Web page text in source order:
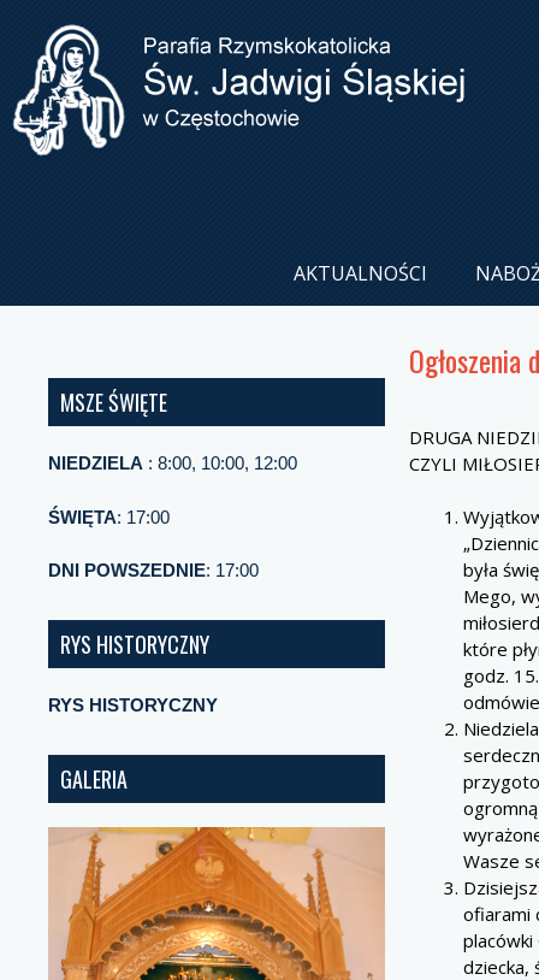
AKTUALNOŚCI
MSZE ŚWIĘTE
NIEDZIELA : 8:00, 10:00, 12:00
ŚWIĘTA: 17:00
DNI POWSZEDNIE: 17:00
RYS HISTORYCZNY
RYS HISTORYCZNY
GALERIA
DRUGA
CZYLI
była
Mego,
które
godz.
Wasze
ofiarami
placówki
dziecka,